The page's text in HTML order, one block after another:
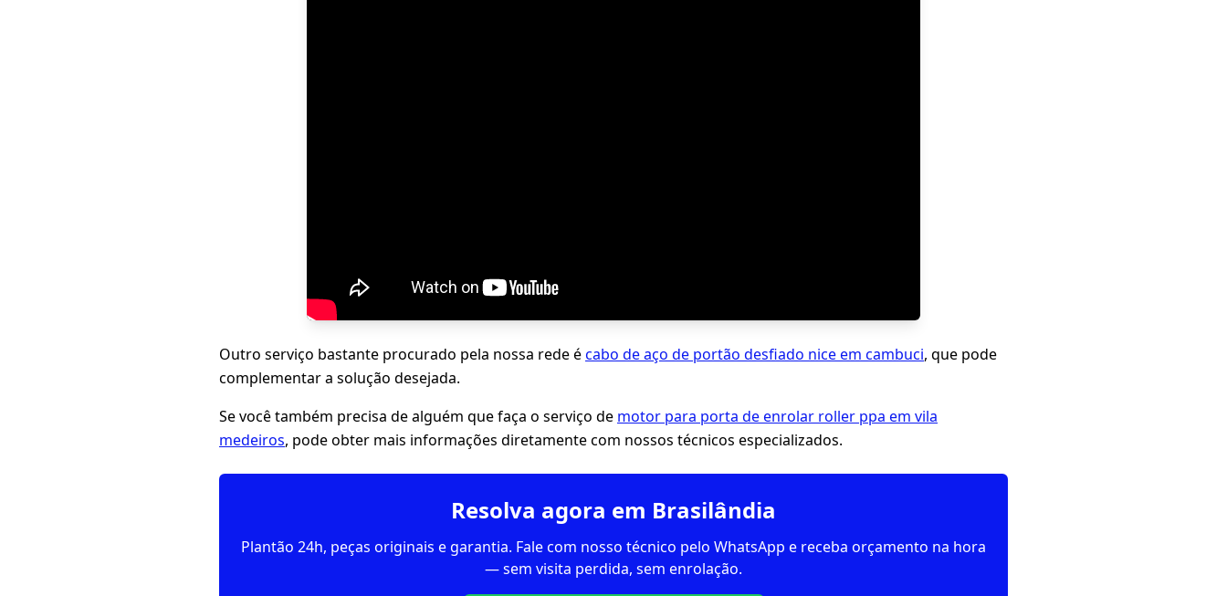
Outro serviço bastante procurado pela nossa rede écabo de aço de portão desfiado nice em cambuci, que pode
complementar a solução desejada.
Se você também precisa de alguém que faça o serviço de motor para porta de enrolar roller ppa em vila
medeiros, pode obter mais informações diretamente com nossos técnicos especializados.
Resolva agora em Brasilândia
Plantão 24h, peças originais e garantia. Fale com nosso técnico pelo WhatsApp e receba orçamento na hora
— sem visita perdida, sem enrolação.